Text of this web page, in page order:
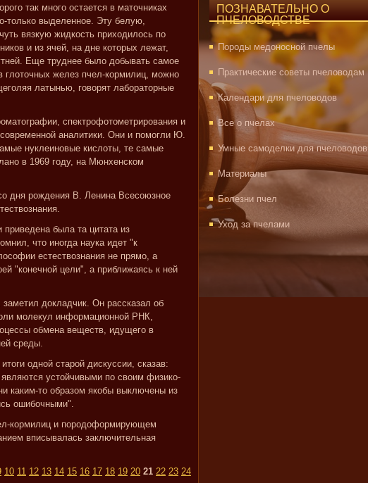
так много остается в маточниках
только выделенное. Эту белую,
вязкую жидкость приходилось по
и из ячей, на дне которых лежат,
Еще труднее было добывать самое
глоточных желез пчел-кормилиц, можно
латынью, говорят лабораторные
спектрофотометрирования и
аналитики. Они и помогли Ю.
нуклеиновые кислоты, те самые
в 1969 году, на Мюнхенском
дня рождения В. Ленина Всесоюзное
была та цитата из
что иногда наука идет "к
естествознания не прямо, а
"конечной цели", а приближаясь к ней
докладчик. Он рассказал об
молекул информационной РНК,
обмена веществ, идущего в
среды.
одной старой дискуссии, сказав:
устойчивыми по своим физико-
каким-то образом якобы выключены из
ошибочными".
кормилиц и породоформирующем
вписывалась заключительная
10 11 12 13 14 15 16 17 18 19 20 21 22 23 24
ПОЗНАВАТЕЛЬНО О
ПЧЕЛОВОДСТВЕ
Породы медоносной пчелы
Практические советы пчеловодам
Календари для пчеловодов
Все о пчелах
Умные самоделки для пчеловодов
Материалы
Болезни пчел
Уход за пчелами